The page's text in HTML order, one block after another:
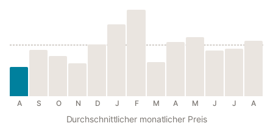
A S O N D J F M A M J J A
Durchschnittlicher monatlicher Preis